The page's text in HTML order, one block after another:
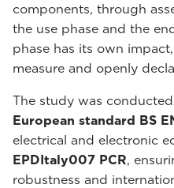
components, through
the use phase and the
phase has its own
measure and openly
The study was
European standard BS
electrical and electronic
EPDItaly007 PCR,
robustness and